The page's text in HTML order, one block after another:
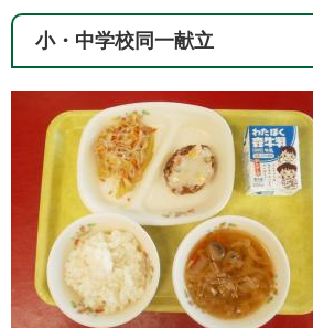
小・中学校同一献立